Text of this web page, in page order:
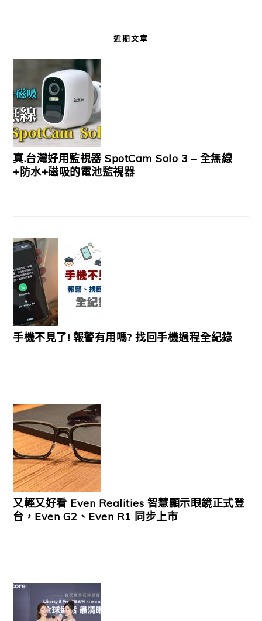
近期文章
真.台灣好用監視器 SpotCam Solo 3 – 全無線
+防水+磁吸的電池監視器
手機不見了! 報警有用嗎? 找回手機過程全紀錄
又輕又好看 Even Realities 智慧顯示眼鏡正式登
台，Even G2、Even R1 同步上市